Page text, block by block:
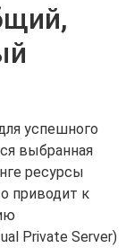
успешного
выбранная
ресурсы
приводит к
Private Server)